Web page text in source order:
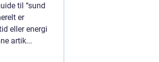
til “sund
er
eller energi
artik...